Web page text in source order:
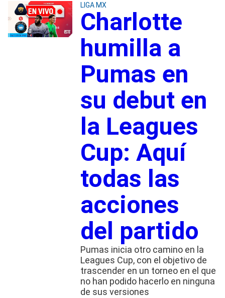
LIGA MX
Charlotte
humilla a
Pumas en
su debut en
la Leagues
Cup: Aquí
todas las
acciones
del partido
Pumas inicia otro camino en la
Leagues Cup, con el objetivo de
trascender en un torneo en el que
no han podido hacerlo en ninguna
de sus versiones